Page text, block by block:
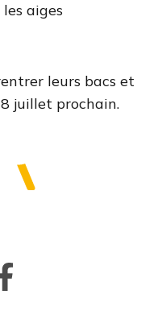
aiges
leurs bacs et
juillet prochain.